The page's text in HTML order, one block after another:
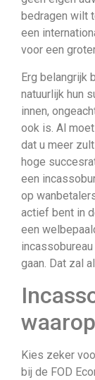
bedragen wilt
een
voor een
Erg belangrijk
natuurlijk hun
innen,
ook is. Al
dat u meer
hoge
een
op
actief bent in
een
gaan. Dat zal
Kies zeker
bij de FOD